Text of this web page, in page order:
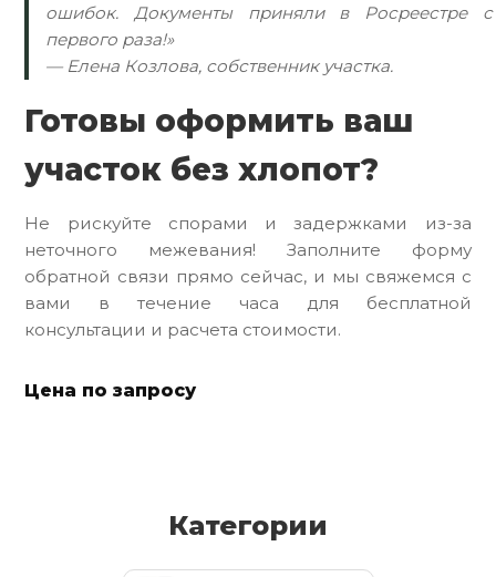
ошибок. Документы приняли в Росреестре с
первого раза!»
— Елена Козлова, собственник участка.
Готовы оформить ваш
участок без хлопот?
Не рискуйте спорами и задержками из-за
неточного межевания! Заполните форму
обратной связи прямо сейчас, и мы свяжемся с
вами в течение часа для бесплатной
консультации и расчета стоимости.
Цена по запросу
Категории